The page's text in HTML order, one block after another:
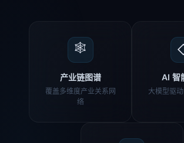
🕸
产业链图谱
覆盖多维度产业关系网
络
AI 智
大模型驱